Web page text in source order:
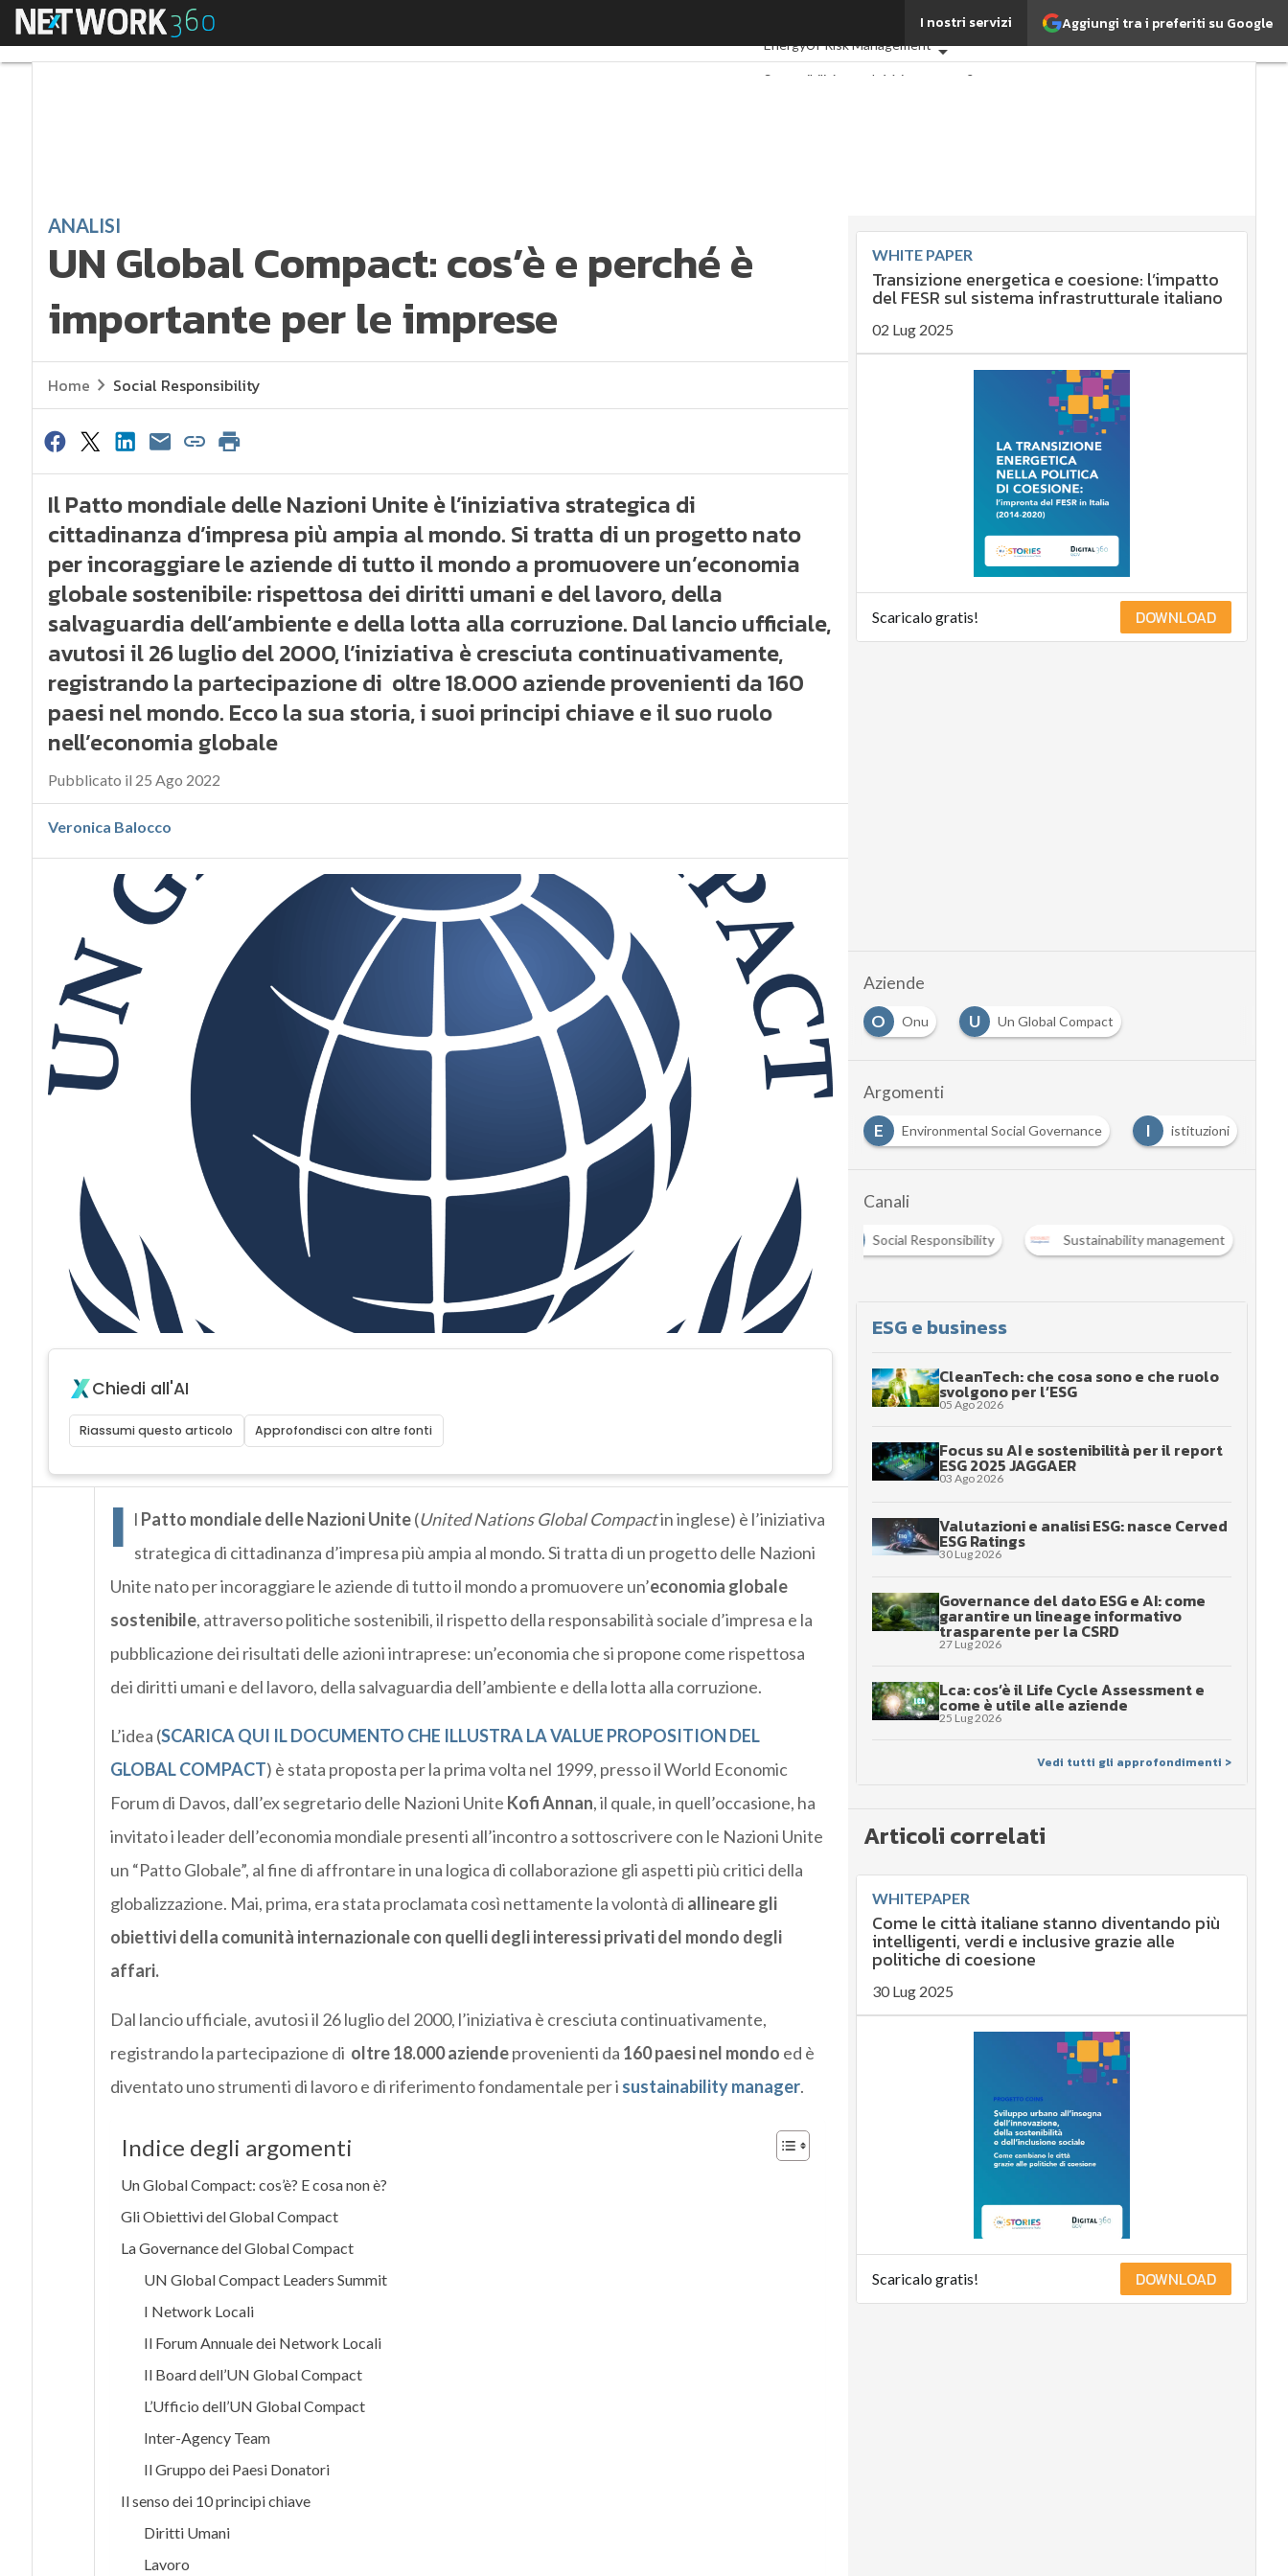
Aggiungi tra i preferiti su Google
I nostri servizi
Menu ESG: che cos'è?Agrifood
EnergyUPRisk Management
Sostenibilità: perché è importante?
Ultimi articoli
ANALISI
UN Global Compact: cos’è e perché è
importante per le imprese
Home Social Responsibility
Il Patto mondiale delle Nazioni Unite è l’iniziativa strategica di
cittadinanza d’impresa più ampia al mondo. Si tratta di un progetto nato
per incoraggiare le aziende di tutto il mondo a promuovere un’economia
globale sostenibile: rispettosa dei diritti umani e del lavoro, della
salvaguardia dell’ambiente e della lotta alla corruzione. Dal lancio ufficiale,
avutosi il 26 luglio del 2000, l’iniziativa è cresciuta continuativamente,
registrando la partecipazione di oltre 18.000 aziende provenienti da 160
paesi nel mondo. Ecco la sua storia, i suoi principi chiave e il suo ruolo
nell’economia globale
Pubblicato il 25 Ago 2022
Veronica Balocco
Chiedi all'AI
Riassumi questo articolo Approfondisci con altre fonti
I l Patto mondiale delle Nazioni Unite(United Nations Global Compactin inglese) è l’iniziativa
strategica di cittadinanza d’impresa più ampia al mondo. Si tratta di un progetto delle Nazioni
Unite nato per incoraggiare le aziende di tutto il mondo a promuovere un’economia globale
sostenibile, attraverso politiche sostenibili, il rispetto della responsabilità sociale d’impresa e la
pubblicazione dei risultati delle azioni intraprese: un’economia che si propone come rispettosa
dei diritti umani e del lavoro, della salvaguardia dell’ambiente e della lotta alla corruzione.
L’idea (SCARICA QUI IL DOCUMENTO CHE ILLUSTRA LA VALUE PROPOSITION DEL
GLOBAL COMPACT) è stata proposta per la prima volta nel 1999, presso il World Economic
Forum di Davos, dall’ex segretario delle Nazioni Unite Kofi Annan, il quale, in quell’occasione, ha
invitato i leader dell’economia mondiale presenti all’incontro a sottoscrivere con le Nazioni Unite
un “Patto Globale”, al fine di affrontare in una logica di collaborazione gli aspetti più critici della
globalizzazione. Mai, prima, era stata proclamata così nettamente la volontà di allineare gli
obiettivi della comunità internazionale con quelli degli interessi privati del mondo degli
affari.
Dal lancio ufficiale, avutosi il 26 luglio del 2000, l’iniziativa è cresciuta continuativamente,
registrando la partecipazione di oltre 18.000 aziendeprovenienti da 160 paesi nel mondo ed è
diventato uno strumenti di lavoro e di riferimento fondamentale per i sustainability manager.
Indice degli argomenti
Un Global Compact: cos’è? E cosa non è?
Gli Obiettivi del Global Compact
La Governance del Global Compact
UN Global Compact Leaders Summit
I Network Locali
Il Forum Annuale dei Network Locali
Il Board dell’UN Global Compact
L’Ufficio dell’UN Global Compact
Inter-Agency Team
Il Gruppo dei Paesi Donatori
Il senso dei 10 principi chiave
Diritti Umani
Lavoro
WHITE PAPER
Transizione energetica e coesione: l’impatto
del FESR sul sistema infrastrutturale italiano
02 Lug 2025
Scaricalo gratis! DOWNLOAD
Aziende
O
Onu U Un Global Compact
Argomenti
E Environmental Social Governance I istituzioni
Canali
Social Responsibility Sustainability management
ESG e business
CleanTech: che cosa sono e che ruolo
svolgono per l’ESG
05 Ago 2026
Focus su AI e sostenibilità per il report
ESG 2025 JAGGAER
03 Ago 2026
Valutazioni e analisi ESG: nasce Cerved
ESG Ratings
30 Lug 2026
Governance del dato ESG e AI: come
garantire un lineage informativo
trasparente per la CSRD
27 Lug 2026
Lca: cos’è il Life Cycle Assessment e
come è utile alle aziende
25 Lug 2026
Vedi tutti gli approfondimenti >
Articoli correlati
WHITEPAPER
Come le città italiane stanno diventando più
intelligenti, verdi e inclusive grazie alle
politiche di coesione
30 Lug 2025
Scaricalo gratis! DOWNLOAD